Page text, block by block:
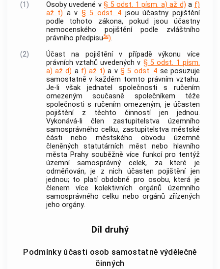
(1) Osoby uvedené v§ 5 odst. 1 písm. a) až d) a f)
až t) a v § 5 odst. 4 jsou účastny pojištění
podle tohoto zákona, pokud jsou účastny
nemocenského pojištění podle zvláštního
právního předpisu5e).
(2)
Účast na pojištění v případě výkonu více
právních vztahů uvedených v § 5 odst. 1 písm.
a) až d) a f) až t) a v§ 5 odst. 4 se posuzuje
samostatně v každém tomto právním vztahu.
Je-li však jednatel společnosti s ručením
omezeným současně společníkem téže
společnosti s ručením omezeným, je účasten
pojištění z těchto činností jen jednou.
Vykonává-li člen zastupitelstva územního
samosprávného celku, zastupitelstva městské
části nebo městského obvodu územně
členěných statutárních měst nebo hlavního
města Prahy souběžně více funkcí pro tentýž
územní samosprávný celek, za které je
odměňován, je z nich účasten pojištění jen
jednou; to platí obdobně pro osobu, která je
členem více kolektivních orgánů územního
samosprávného celku nebo orgánů zřízených
jeho orgány.
Díl druhý
Podmínky účasti osob samostatně výdělečně
činných